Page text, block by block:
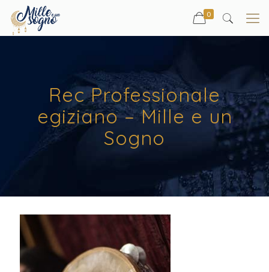
0
Rec Professionale
egiziano – Mille e un
Sogno